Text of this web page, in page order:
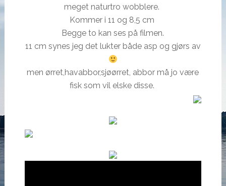
meget naturtro wobblere.
Kommer i 11 og 8,5 cm
Begge to kan ses på filmen.
11 cm synes jeg det lukter både asp og gjørs av
men ørret,havabbor,sjøørret, abbor må jo være
fisk som vil elske disse.